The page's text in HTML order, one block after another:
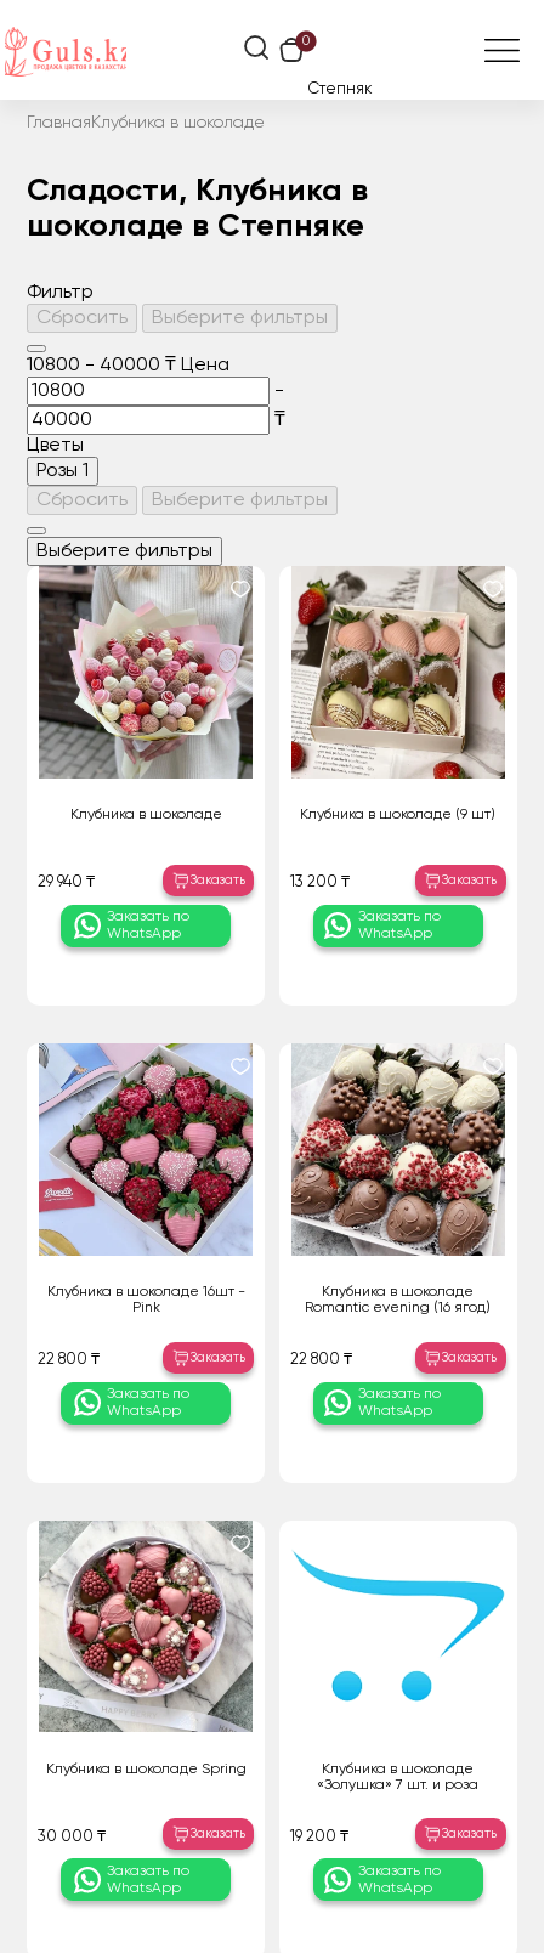
0
Степняк
Главная Клубника в шоколаде
Сладости, Клубника в
шоколаде в Степняке
Фильтр
Сбросить
Выберите фильтры
10800 - 40000 ₸ Цена
-
₸
Цветы
Розы 1
Сбросить
Выберите фильтры
Выберите фильтры
Клубника в шоколаде
29 940 ₸ Заказать
Заказать по
WhatsApp
Клубника в шоколаде (9 шт)
13 200 ₸ Заказать
Заказать по
WhatsApp
Клубника в шоколаде 16шт -
Pink
22 800 ₸ Заказать
Заказать по
WhatsApp
Клубника в шоколаде
Romantic evening (16 ягод)
22 800 ₸ Заказать
Заказать по
WhatsApp
Клубника в шоколаде Spring
30 000 ₸ Заказать
Заказать по
WhatsApp
Клубника в шоколаде
«Золушка» 7 шт. и роза
19 200 ₸ Заказать
Заказать по
WhatsApp